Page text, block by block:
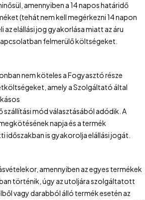
amennyiben a 14 napos határidő
(tehát nem kell megérkezni 14 napon
az elállási jog gyakorlása miatt az áru
felmerülő költségeket.
nem köteles a Fogyasztó része
amely a Szolgáltató által
mód választásából adódik. A
napja és a termék
időszakban is gyakorolja elállási jogát.
amennyiben az egyes termékek
történik, úgy az utoljára szolgáltatott
vagy darabból álló termék esetén az